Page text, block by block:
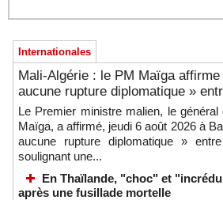
Internationales
Mali-Algérie : le PM Maïga affirme
aucune rupture diplomatique »
Le Premier ministre malien, le
Maïga, a affirmé, jeudi 6 août 2026 à
aucune rupture diplomatique »
soulignant une...
En Thaïlande, "choc" et
après une fusillade mortelle